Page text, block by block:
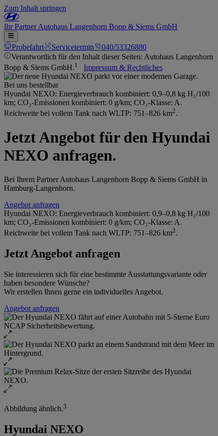
Zum Inhalt springen
IhrPartnerAutohaus Langenhorn Bopp & Siems GmbH
Probefahrt Servicetermin
040/53326880
Verantwortlich für den Inhalt dieser Seiten: Autohaus Langenhorn
Bopp & Siems GmbH.1 Impressum & Rechtliches
Bei uns bestellbar
Hyundai NEXO: Energieverbrauch kombiniert: 0,9–0,8 kg H₂/100
km; CO₂-Emissionen kombiniert: 0 g/km; CO₂-Klasse: A.
Reichweite bei vollem Tank nach WLTP: 751–826 km2.
Jetzt Angebot für den Hyundai
NEXO anfragen.
Bei Ihrem Partner Autohaus Langenhorn Bopp & Siems GmbH in
Hamburg-Langenhorn.
Angebot anfragen
Hyundai NEXO: Energieverbrauch kombiniert: 0,9–0,8 kg H₂/100
km; CO₂-Emissionen kombiniert: 0 g/km; CO₂-Klasse: A.
Reichweite bei vollem Tank nach WLTP: 751–826 km2.
Jetzt Angebot anfragen
Sie interessieren sich für eine bestimmte Ausstattungsvariante oder
haben besondere Wünsche?
Wir erstellen Ihnen gerne ein individuelles Angebot.
Angebot anfragen
Abbildung ähnlich.3
Hyundai NEXO